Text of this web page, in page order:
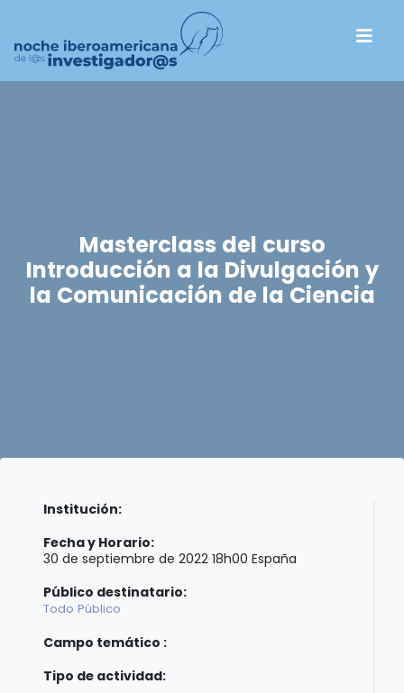
Masterclass del curso
Introducción a la Divulgación y
la Comunicación de la Ciencia
Institución:
Fecha y Horario:
30 de septiembre de 2022 18h00 España
Público destinatario:
Todo Público
Campo temático :
Tipo de actividad: